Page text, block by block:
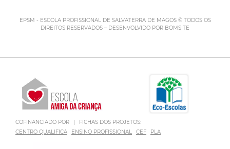
EPSM - ESCOLA PROFISSIONAL DE SALVATERRA DE MAGOS © TODOS OS
DIREITOS RESERVADOS – DESENVOLVIDO POR BOMSITE
COFINANCIADO POR |
FICHAS DOS PROJETOS:
CENTRO QUALIFICA
ENSINO PROFISSIONAL CEF PLA